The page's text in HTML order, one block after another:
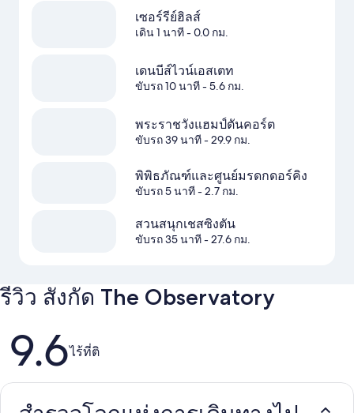
เซอร์รีย์ฮิลส์
เดิน 1 นาที- 0.0 กม.
เดนบีส์ไวน์เอสเตท
ขับรถ 10 นาที- 5.6 กม.
พระราชวังแฮมป์ตันคอร์ต
ขับรถ 39 นาที- 29.9 กม.
พิพิธภัณฑ์และศูนย์มรดกดอร์คิง
ขับรถ 5 นาที- 2.7 กม.
สวนสนุกเชสซิงตัน
ขับรถ 35 นาที- 27.6 กม.
รีวิว สังกัด The Observatory
รีวิว
9.6ไร้ที่ติ